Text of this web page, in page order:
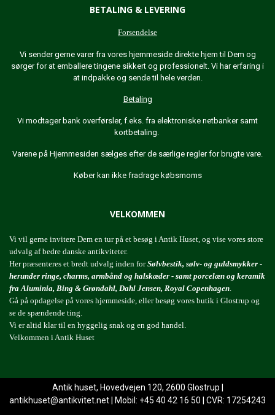
BETALING & LEVERING
Forsendelse
Vi sender gerne varer fra vores hjemmeside direkte hjem til Dem og
sørger for at emballere tingene sikkert og professionelt. Vi har erfaring i
at indpakke og sende til hele verden.
Betaling
Vi modtager bank overførsler, f.eks. fra elektroniske netbanker samt
kortbetaling.
Varene på Hjemmesiden sælges efter de særlige regler for brugte vare.
Køber kan ikke fradrage købsmoms
VELKOMMEN
Vi vil gerne invitere Dem en tur på et besøg i Antik Huset, og vise vores store
udvalg af bedre danske antikviteter.
Her præsenteres et bredt udvalg inden forSølvbestik, sølv- og guldsmykker -
herunder ringe, charms, armbånd og halskæder - samt porcelæn og keramik
fra Aluminia, Bing & Grøndahl, Dahl Jensen, Royal Copenhagen
Gå på opdagelse på vores hjemmeside, eller besøg vores butik i Glostrup og
se de spændende ting.
Vi er altid klar til en hyggelig snak og en god handel.
Velkommen i Antik Huset
Antik huset, Hovedvejen 120, 2600 Glostrup |
antikhuset@antikvitet.net| Mobil: +45 40 42 16 50 | CVR: 17254243